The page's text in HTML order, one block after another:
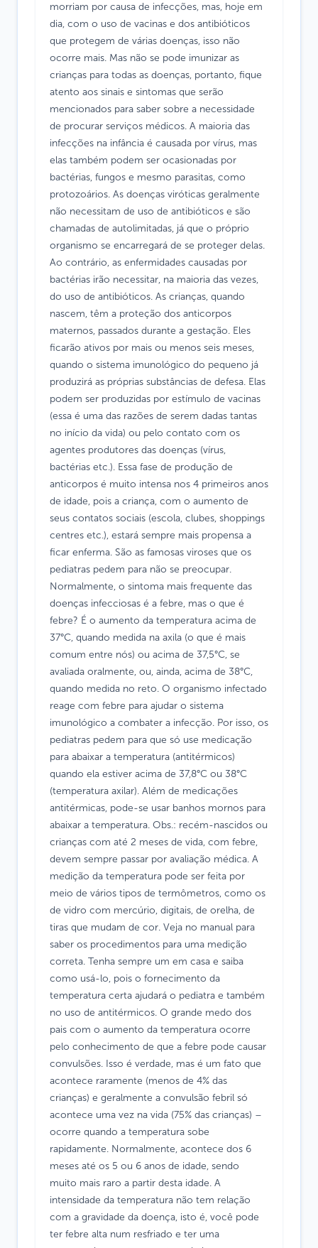
morriam por causa de infecções, mas, hoje em
dia, com o uso de vacinas e dos antibióticos
que protegem de várias doenças, isso não
ocorre mais. Mas não se pode imunizar as
crianças para todas as doenças, portanto, fique
atento aos sinais e sintomas que serão
mencionados para saber sobre a necessidade
de procurar serviços médicos. A maioria das
infecções na infância é causada por vírus, mas
elas também podem ser ocasionadas por
bactérias, fungos e mesmo parasitas, como
protozoários. As doenças viróticas geralmente
não necessitam de uso de antibióticos e são
chamadas de autolimitadas, já que o próprio
organismo se encarregará de se proteger delas.
Ao contrário, as enfermidades causadas por
bactérias irão necessitar, na maioria das vezes,
do uso de antibióticos. As crianças, quando
nascem, têm a proteção dos anticorpos
maternos, passados durante a gestação. Eles
ficarão ativos por mais ou menos seis meses,
quando o sistema imunológico do pequeno já
produzirá as próprias substâncias de defesa. Elas
podem ser produzidas por estímulo de vacinas
(essa é uma das razões de serem dadas tantas
no início da vida) ou pelo contato com os
agentes produtores das doenças (vírus,
bactérias etc.). Essa fase de produção de
anticorpos é muito intensa nos 4 primeiros anos
de idade, pois a criança, com o aumento de
seus contatos sociais (escola, clubes, shoppings
centres etc.), estará sempre mais propensa a
ficar enferma. São as famosas viroses que os
pediatras pedem para não se preocupar.
Normalmente, o sintoma mais frequente das
doenças infecciosas é a febre, mas o que é
febre? É o aumento da temperatura acima de
37°C, quando medida na axila (o que é mais
comum entre nós) ou acima de 37,5°C, se
avaliada oralmente, ou, ainda, acima de 38°C,
quando medida no reto. O organismo infectado
reage com febre para ajudar o sistema
imunológico a combater a infecção. Por isso, os
pediatras pedem para que só use medicação
para abaixar a temperatura (antitérmicos)
quando ela estiver acima de 37,8°C ou 38°C
(temperatura axilar). Além de medicações
antitérmicas, pode-se usar banhos mornos para
abaixar a temperatura. Obs.: recém-nascidos ou
crianças com até 2 meses de vida, com febre,
devem sempre passar por avaliação médica. A
medição da temperatura pode ser feita por
meio de vários tipos de termômetros, como os
de vidro com mercúrio, digitais, de orelha, de
tiras que mudam de cor. Veja no manual para
saber os procedimentos para uma medição
correta. Tenha sempre um em casa e saiba
como usá-lo, pois o fornecimento da
temperatura certa ajudará o pediatra e também
no uso de antitérmicos. O grande medo dos
pais com o aumento da temperatura ocorre
pelo conhecimento de que a febre pode causar
convulsões. Isso é verdade, mas é um fato que
acontece raramente (menos de 4% das
crianças) e geralmente a convulsão febril só
acontece uma vez na vida (75% das crianças) –
ocorre quando a temperatura sobe
rapidamente. Normalmente, acontece dos 6
meses até os 5 ou 6 anos de idade, sendo
muito mais raro a partir desta idade. A
intensidade da temperatura não tem relação
com a gravidade da doença, isto é, você pode
ter febre alta num resfriado e ter uma